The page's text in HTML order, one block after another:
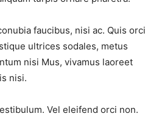
faucibus, nisi ac. Quis orci
ultrices sodales, metus
nisi Mus, vivamus laoreet
nisi.
Vel eleifend orci non.